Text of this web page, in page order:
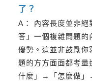
了？
A： 內容長度並非絕
答」一個複雜問題的
優勢。這並非鼓勵你
題的方方面面都考
什麼」→「怎麼做」